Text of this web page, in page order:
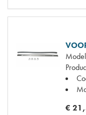
Model
€